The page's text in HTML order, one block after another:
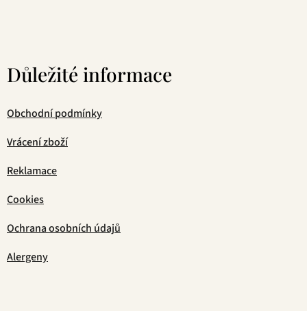
Důležité informace
Obchodní podmínky
Vrácení zboží
Reklamace
Cookies
Ochrana osobních údajů
Alergeny